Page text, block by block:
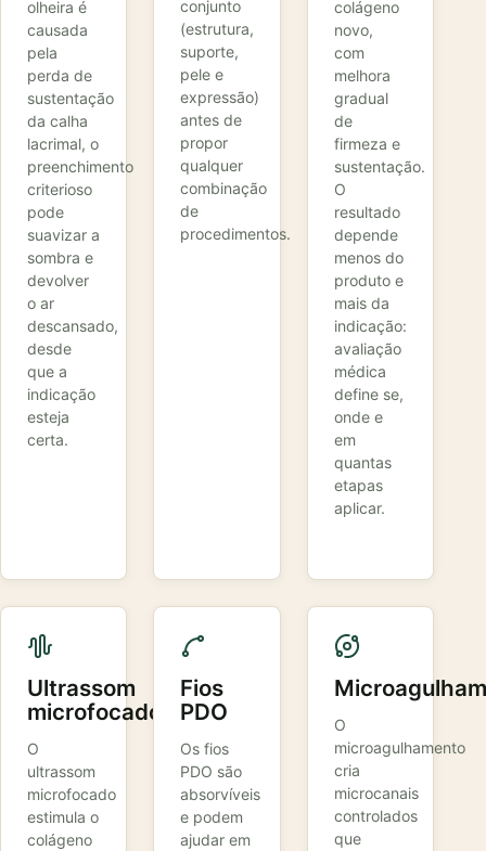
olheira é
causada
pela
perda de
sustentação
da calha
lacrimal, o
preenchimento
criterioso
pode
suavizar a
sombra e
devolver
o ar
descansado,
desde
que a
indicação
esteja
certa.
conjunto
(estrutura,
suporte,
pele e
expressão)
antes de
propor
qualquer
combinação
de
procedimentos.
colágeno
novo,
com
melhora
gradual
de
firmeza e
sustentação.
O
resultado
depende
menos do
produto e
mais da
indicação:
avaliação
médica
define se,
onde e
em
quantas
etapas
aplicar.
Ultrassom
microfocado
O
ultrassom
microfocado
estimula o
colágeno
Fios
PDO
Os fios
PDO são
absorvíveis
e podem
ajudar em
O
microagulhamento
cria
microcanais
controlados
que